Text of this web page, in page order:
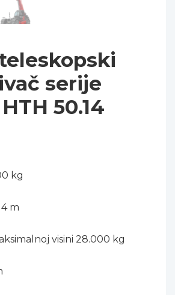
serije
50.14
kg
m
visini 28.000 kg